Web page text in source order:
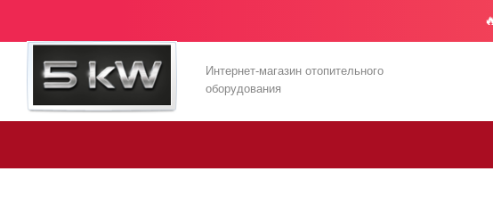
Интернет-магазин отопительного
оборудования